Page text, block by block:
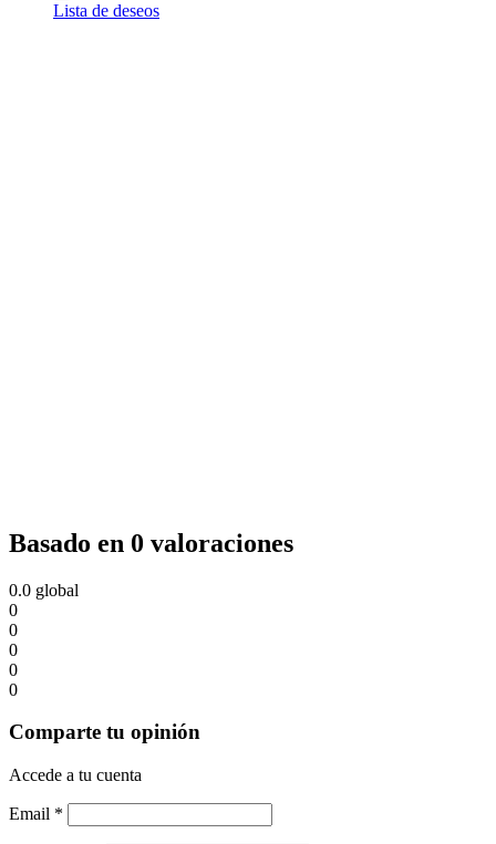
Lista de deseos
Basado en 0 valoraciones
0.0 global
0
0
0
0
0
Comparte tu opinión
Accede a tu cuenta
Email *